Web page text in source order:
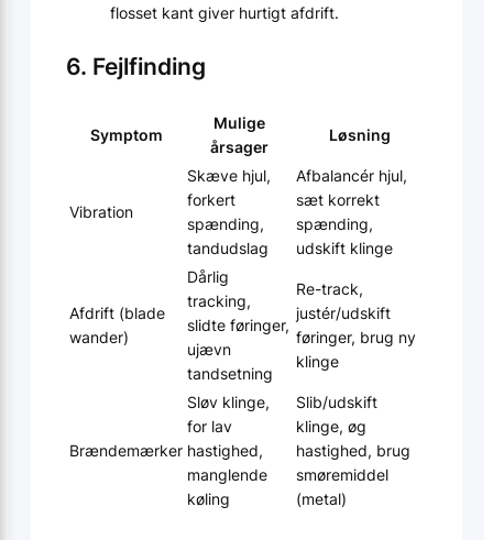
flosset kant giver hurtigt afdrift.
6. Fejlfinding
Symptom
Mulige
årsager
Løsning
Vibration
Skæve hjul,
forkert
spænding,
tandudslag
Afbalancér hjul,
sæt korrekt
spænding,
udskift klinge
Afdrift (blade
wander)
Dårlig
tracking,
slidte føringer,
ujævn
tandsetning
Re-track,
justér/udskift
føringer, brug ny
klinge
Brændemærker
Sløv klinge,
for lav
hastighed,
manglende
køling
Slib/udskift
klinge, øg
hastighed, brug
smøremiddel
(metal)